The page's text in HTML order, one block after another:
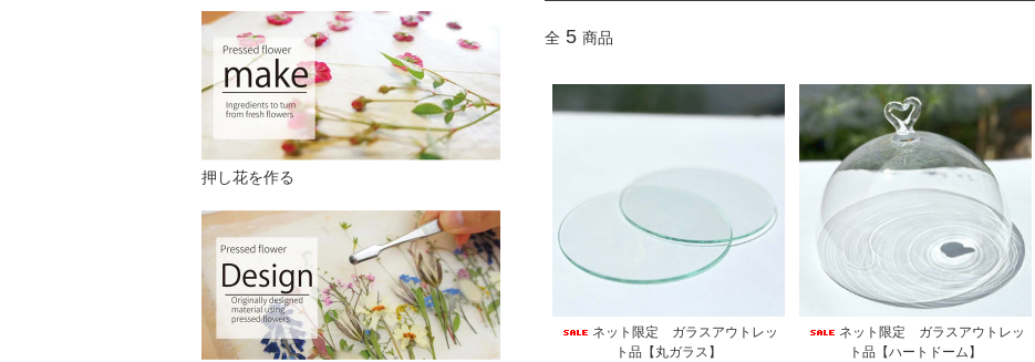
全 5 商品
ネット限定 ガラスアウトレッ
ト品【丸ガラス】
ネット限定 ガラスアウトレッ
ト品【ハートドーム】
押し花を作る